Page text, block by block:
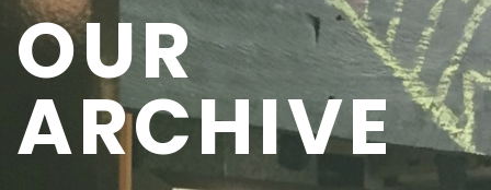
OUR
ARCHIVE